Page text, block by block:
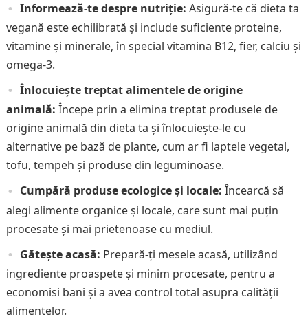
Informează-te despre nutriție: Asigură-te că dieta ta
vegană este echilibrată și include suficiente proteine,
vitamine și minerale, în special vitamina B12, fier, calciu și
omega-3.
Înlocuiește treptat alimentele de origine
animală: Începe prin a elimina treptat produsele de
origine animală din dieta ta și înlocuiește-le cu
alternative pe bază de plante, cum ar fi laptele vegetal,
tofu, tempeh și produse din leguminoase.
Cumpără produse ecologice și locale: Încearcă să
alegi alimente organice și locale, care sunt mai puțin
procesate și mai prietenoase cu mediul.
Gătește acasă: Prepară-ți mesele acasă, utilizând
ingrediente proaspete și minim procesate, pentru a
economisi bani și a avea control total asupra calității
alimentelor.